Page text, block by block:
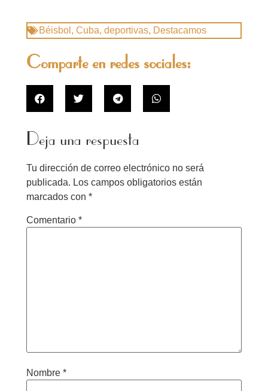
Béisbol , Cuba, deportivas, Destacamos
Comparte en redes sociales:
Deja una respuesta
Tu dirección de correo electrónico no será
publicada. Los campos obligatorios están
marcados con *
Comentario *
Nombre *